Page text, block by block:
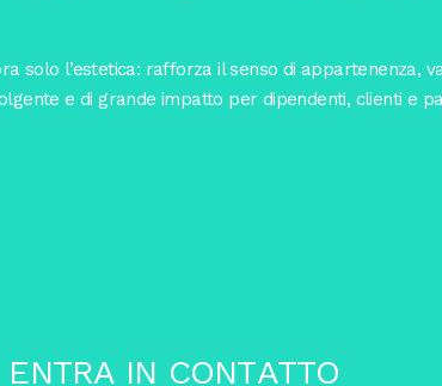
solo l’estetica: rafforza il senso di appartenenza,
e di grande impatto per dipendenti, clienti e
ENTRA IN CONTATTO